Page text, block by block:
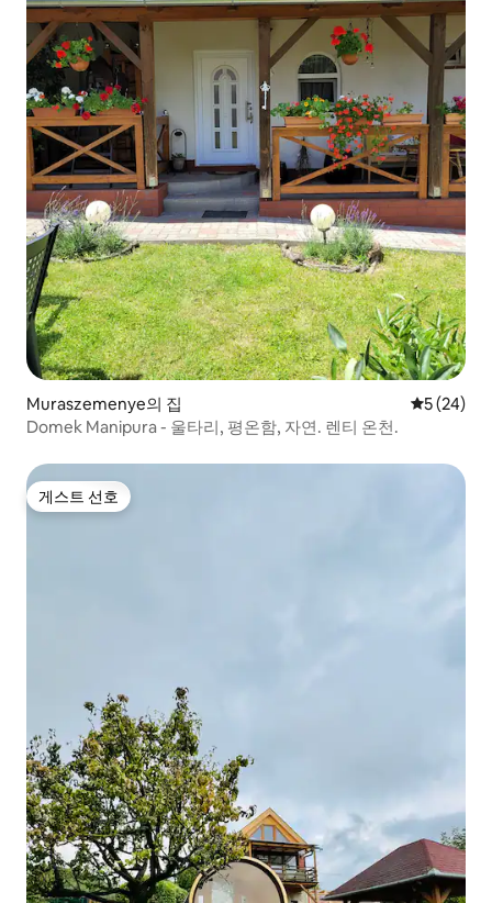
Muraszemenye의 집 평점 5점(5
5 (24)
Domek Manipura - 울타리, 평온함, 자연. 렌티 온천.
게스트 선호
게스트 선호